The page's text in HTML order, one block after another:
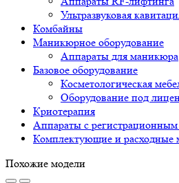
Ультразвуковая
Комбайны
Маникюрное оборудование
Аппараты для маникюра
Базовое оборудование
Косметологическая
Оборудование под
Криотерапия
Аппараты c регистрационным
Комплектующие и расходные
Похожие модели